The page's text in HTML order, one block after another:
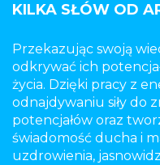
KILKA SŁÓW OD
Przekazując swoją
odkrywać ich
życia. Dzięki pracy z
odnajdywaniu siły do
potencjałów oraz
świadomość ducha i
uzdrowienia,